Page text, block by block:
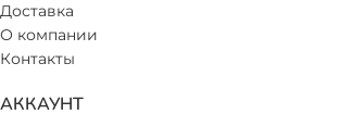
Доставка
О компании
Контакты
АККАУНТ